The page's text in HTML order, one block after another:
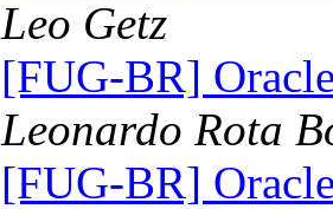
Leo Getz
[FUG-BR]
Leonardo Rota
[FUG-BR]